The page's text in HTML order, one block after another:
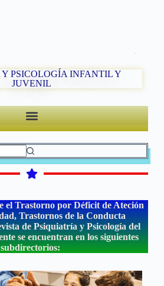
PSICOLOGÍA INFANTIL Y
JUVENIL
el Trastorno por Déficit de Ateción
Trastornos de la Conducta
de Psiquiatría y Psicología del
se encuentran en los siguientes
subdirectorios: